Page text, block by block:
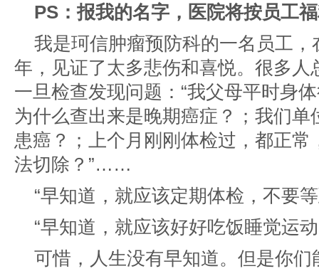
PS：报我的名字，医院将按员工
我是珂信肿瘤预防科的一名员工
年，见证了太多悲伤和喜悦。很多
一旦检查发现问题：“我父母平时身
为什么查出来是晚期癌症？；我们
患癌？；上个月刚刚体检过，都正
法切除？”……
“早知道，就应该定期体检，不要
“早知道，就应该好好吃饭睡觉运
可惜，人生没有早知道。但是你